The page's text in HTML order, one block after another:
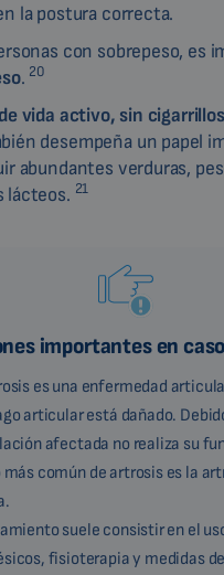
la postura correcta.
con sobrepeso, es
. 20
vida activo, sin
desempeña un papel
abundantes verduras,
lácteos. 21
importantes en
es una enfermedad
articular está dañado.
afectada no realiza su
más común de artrosis es la
suele consistir en el
fisioterapia y medidas